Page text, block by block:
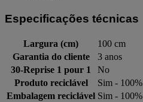
Especificações técnicas
Largura (cm)
100 cm
Garantia do cliente
3 anos
30-Reprise 1 pour 1
No
Produto reciclável
Sim - 100%
Embalagem reciclável Sim - 100%